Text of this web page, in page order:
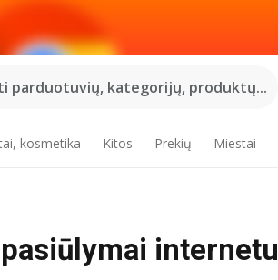
parduotuvių, kategorijų, produktų...
kosmetika Kitos Prekių Miestai
internetu